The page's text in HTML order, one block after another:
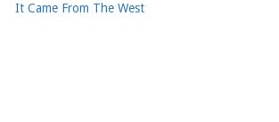
It Came From The West